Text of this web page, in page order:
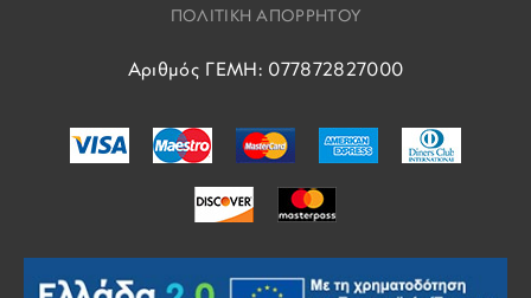
ΠΟΛΙΤΙΚΗ ΑΠΟΡΡΗΤΟΥ
Αριθμός ΓΕΜΗ: 077872827000